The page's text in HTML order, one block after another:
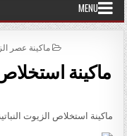
MENU
POSTED IN
ماكينة عصر الزيوت موديل
ماكينة
ماكينة استخلاص الزيوت النباتية فى مصر